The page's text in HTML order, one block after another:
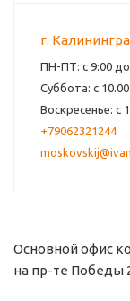
г.
ПН-ПТ: с 9:00 до
Суббота: с
Воскресенье: с
+79062321244
Основной офис
на пр-те Победы